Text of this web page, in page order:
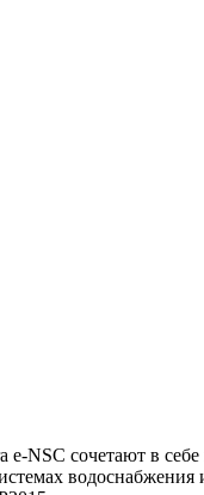
NSC сочетают в